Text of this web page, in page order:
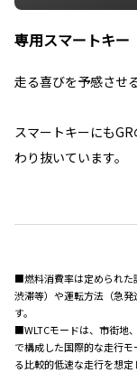
専用スマートキー
走る喜びを予感させ
スマートキーにも
わり抜いています。
■燃料消費率は定められた
渋滞等）や運転方法（急
す。
■WLTCモードは、市街地
で構成した国際的な走行
る比較的低速な走行を想